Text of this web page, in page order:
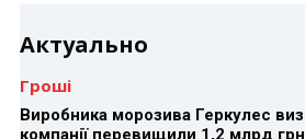
Актуально
Гроші
Виробника морозива Геркулес
компанії перевищили 1,2 млрд грн